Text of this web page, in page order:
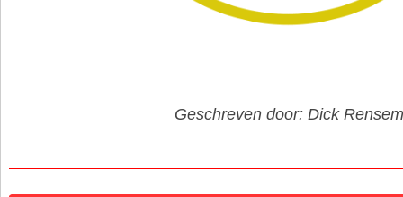
Geschreven door: Dick